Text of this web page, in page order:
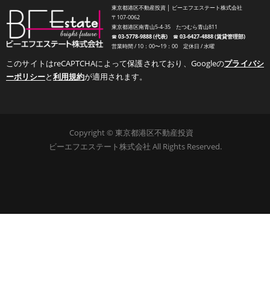
東京都港区不動産投資 │ ビーエフエステート株式会社
〒107-0062
東京都港区南青山5-4-35 たつむら青山811
☎︎03-5778-9888 (代表)☎︎03-6427-4888 (賃貸管理部)
営業時間 / 10：00〜19：00 定休日 / 水曜
このサイトはreCAPTCHAによって保護されており、Googleのプライバシ
ーポリシーと利用規約が適用されます。
Copyright © 東京都港区不動産投資
ビーエフエステート株式会社 All Rights Reserved.